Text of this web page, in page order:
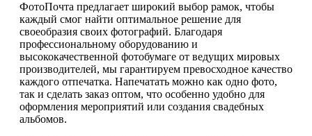
ФотоПочта предлагает широкий выбор рамок, чтобы
каждый смог найти оптимальное решение для
своеобразия своих фотографий. Благодаря
профессиональному оборудованию и
высококачественной фотобумаге от ведущих мировых
производителей, мы гарантируем превосходное качество
каждого отпечатка. Напечатать можно как одно фото,
так и сделать заказ оптом, что особенно удобно для
оформления мероприятий или создания свадебных
альбомов.